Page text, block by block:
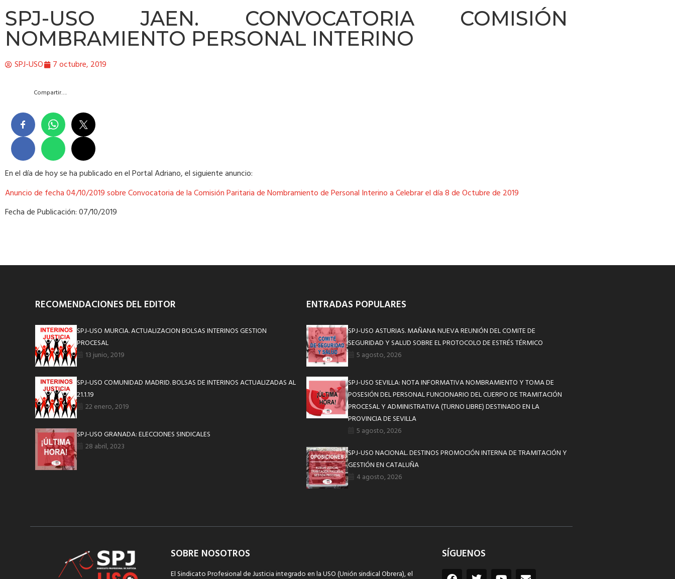
SPJ-USO JAEN. CONVOCATORIA COMISIÓN
NOMBRAMIENTO PERSONAL INTERINO
SPJ-USO 7 octubre, 2019
Compartir….
En el día de hoy se ha publicado en el Portal Adriano, el siguiente anuncio:
Anuncio de fecha 04/10/2019 sobre Convocatoria de la Comisión Paritaria de Nombramiento de Personal Interino a Celebrar el día 8 de Octubre de 2019
Fecha de Publicación: 07/10/2019
RECOMENDACIONES DEL EDITOR
SPJ-USO MURCIA. ACTUALIZACION BOLSAS INTERINOS GESTION
PROCESAL
13 junio, 2019
SPJ-USO COMUNIDAD MADRID. BOLSAS DE INTERINOS ACTUALIZADAS AL
21.1.19
22 enero, 2019
SPJ-USO GRANADA: ELECCIONES SINDICALES
28 abril, 2023
ENTRADAS POPULARES
SPJ-USO ASTURIAS. MAÑANA NUEVA REUNIÓN DEL COMITE DE
SEGURIDAD Y SALUD SOBRE EL PROTOCOLO DE ESTRÉS TÉRMICO
5 agosto, 2026
SPJ-USO SEVILLA: NOTA INFORMATIVA NOMBRAMIENTO Y TOMA DE
POSESIÓN DEL PERSONAL FUNCIONARIO DEL CUERPO DE TRAMITACIÓN
PROCESAL Y ADMINISTRATIVA (TURNO LIBRE) DESTINADO EN LA
PROVINCIA DE SEVILLA
5 agosto, 2026
SPJ-USO NACIONAL. DESTINOS PROMOCIÓN INTERNA DE TRAMITACIÓN Y
GESTIÓN EN CATALUÑA
4 agosto, 2026
SOBRE NOSOTROS
El Sindicato Profesional de Justicia integrado en la USO (Unión sindical Obrera), el
SÍGUENOS